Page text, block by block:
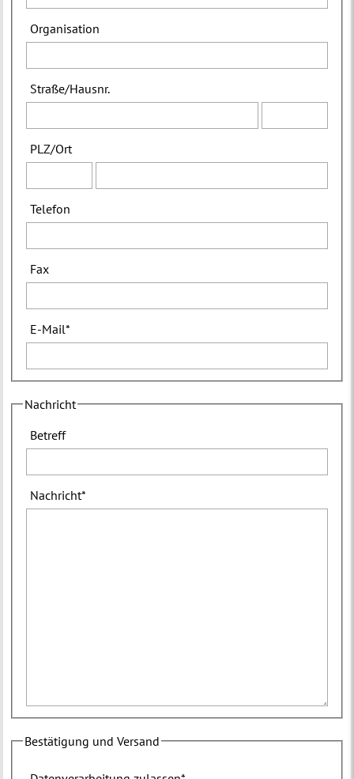
Organisation
Straße/Hausnr.
PLZ/Ort
Telefon
Fax
E-Mail*
Nachricht
Betreff
Nachricht*
Bestätigung und Versand